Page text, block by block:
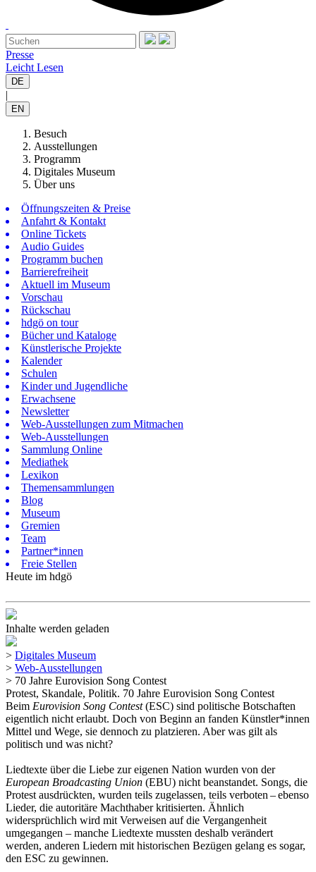
Presse
Leicht Lesen
DE
|
EN
Besuch
Ausstellungen
Programm
Digitales Museum
Über uns
Öffnungszeiten & Preise
Anfahrt & Kontakt
Online Tickets
Audio Guides
Programm buchen
Barrierefreiheit
Aktuell im Museum
Vorschau
Rückschau
hdgö on tour
Bücher und Kataloge
Künstlerische Projekte
Kalender
Schulen
Kinder und Jugendliche
Erwachsene
Newsletter
Web-Ausstellungen zum Mitmachen
Web-Ausstellungen
Sammlung Online
Mediathek
Lexikon
Themensammlungen
Blog
Museum
Gremien
Team
Partner*innen
Freie Stellen
Heute im hdgö
Inhalte werden geladen
> Digitales Museum
> Web-Ausstellungen
> 70 Jahre Eurovision Song Contest
Protest, Skandale, Politik. 70 Jahre Eurovision Song Contest
Beim Eurovision Song Contest(ESC) sind politische Botschaften
eigentlich nicht erlaubt. Doch von Beginn an fanden Künstler*innen
Mittel und Wege, sie dennoch zu platzieren. Aber was gilt als
politisch und was nicht?
Liedtexte über die Liebe zur eigenen Nation wurden von der
European Broadcasting Union (EBU) nicht beanstandet. Songs, die
Protest ausdrückten, wurden teils zugelassen, teils verboten – ebenso
Lieder, die autoritäre Machthaber kritisierten. Ähnlich
widersprüchlich wird mit Verweisen auf die Vergangenheit
umgegangen – manche Liedtexte mussten deshalb verändert
werden, anderen Liedern mit historischen Bezügen gelang es sogar,
den ESC zu gewinnen.